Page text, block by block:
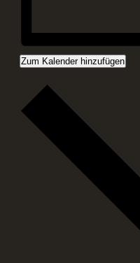
Zum Kalender hinzufügen